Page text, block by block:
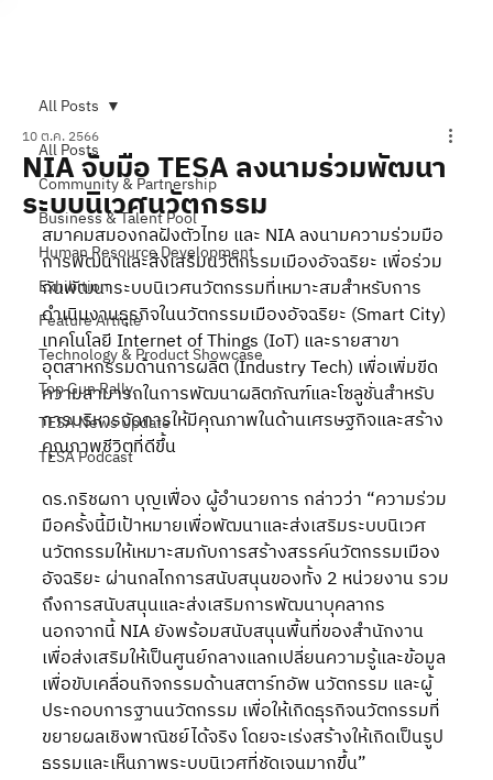
All Posts
Community & Partnership
Business & Talent Pool
Human Resource Development
Exhibition
Feature Article
Technology & Product Showcase
Top Gun Rally
TESA News Update
TESA Podcast
All Posts
NIA จับมือ TESA ลงนามร่วมพัฒนา
ระบบนิเวศนวัตกรรม
10 ต.ค. 2566
สมาคมสมองกลฝังตัวไทย และ NIA ลงนามความร่วมมือ
การพัฒนาและส่งเสริมนวัตกรรมเมืองอัจฉริยะ เพื่อร่วม
กันพัฒนาระบบนิเวศนวัตกรรมที่เหมาะสมสำหรับการ
ดำเนินงานธุรกิจในนวัตกรรมเมืองอัจฉริยะ (Smart City)
เทคโนโลยี Internet of Things (IoT) และรายสาขา
อุตสาหกรรมด้านการผลิต (Industry Tech) เพื่อเพิ่มขีด
ความสามารถในการพัฒนาผลิตภัณฑ์และโซลูชั่นสำหรับ
การบริหารจัดการให้มีคุณภาพในด้านเศรษฐกิจและสร้าง
คุณภาพชีวิตที่ดีขึ้น
ดร.กริชผกา บุญเฟื่อง ผู้อำนวยการ กล่าวว่า “ความร่วม
มือครั้งนี้มีเป้าหมายเพื่อพัฒนาและส่งเสริมระบบนิเวศ
นวัตกรรมให้เหมาะสมกับการสร้างสรรค์นวัตกรรมเมือง
อัจฉริยะ ผ่านกลไกการสนับสนุนของทั้ง 2 หน่วยงาน รวม
ถึงการสนับสนุนและส่งเสริมการพัฒนาบุคลากร
นอกจากนี้ NIA ยังพร้อมสนับสนุนพื้นที่ของสำนักงาน
เพื่อส่งเสริมให้เป็นศูนย์กลางแลกเปลี่ยนความรู้และข้อมูล
เพื่อขับเคลื่อนกิจกรรมด้านสตาร์ทอัพ นวัตกรรม และผู้
ประกอบการฐานนวัตกรรม เพื่อให้เกิดธุรกิจนวัตกรรมที่
ขยายผลเชิงพาณิชย์ได้จริง โดยจะเร่งสร้างให้เกิดเป็นรูป
ธรรมและเห็นภาพระบบนิเวศที่ชัดเจนมากขึ้น”